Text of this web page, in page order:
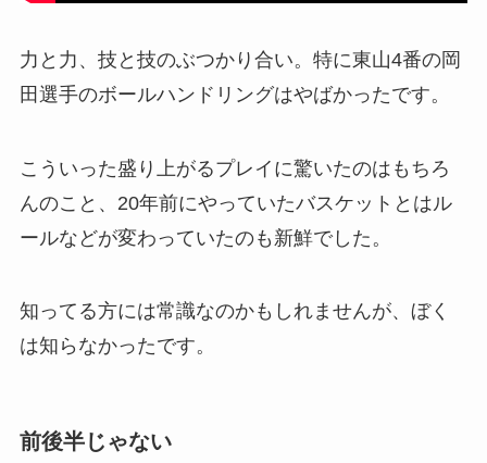
力と力、技と技のぶつかり合い。特に東山4番の岡
田選手のボールハンドリングはやばかったです。
こういった盛り上がるプレイに驚いたのはもちろ
んのこと、20年前にやっていたバスケットとはル
ールなどが変わっていたのも新鮮でした。
知ってる方には常識なのかもしれませんが、ぼく
は知らなかったです。
前後半じゃない